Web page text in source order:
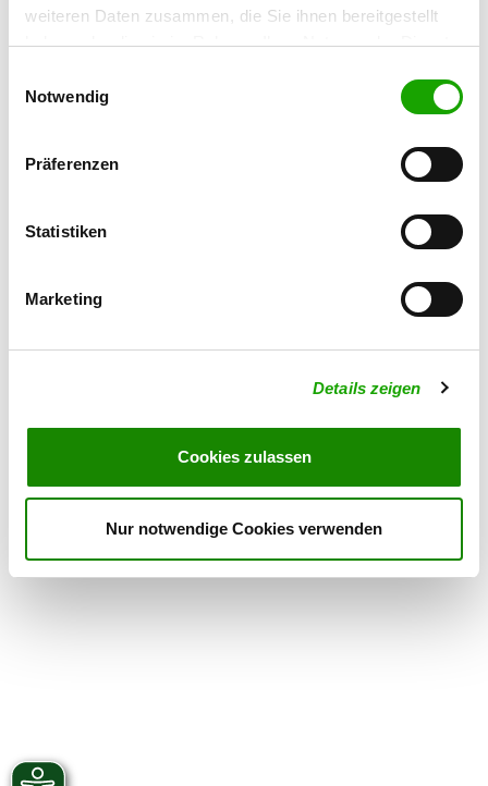
weiteren Daten zusammen, die Sie ihnen bereitgestellt
haben oder die sie im Rahmen Ihrer Nutzung der Dienste
Cookies, wenn Sie unsere Webseite weiterhin nutzen.
Notwendig
Präferenzen
Statistiken
Marketing
Details zeigen
Cookies zulassen
Nur notwendige Cookies verwenden
E-Mail:
svortsgruppehemmersdorfniedalt@gmail.com
Homepage:
Welpenspielstunde, Junghundgruppe,
Exercise times in winter:
Sunday 10:00 h - 14:00 h